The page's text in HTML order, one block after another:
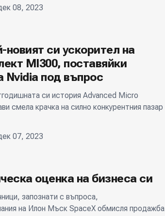
08, 2023
новият си ускорител на
MI300, поставяйки
Nvidia под въпрос
си история Advanced Micro
смела крачка на силно конкурентния пазар
07, 2023
оценка на бизнеса си
запознати с въпроса,
на Илон Мъск SpaceX обмисля продажба